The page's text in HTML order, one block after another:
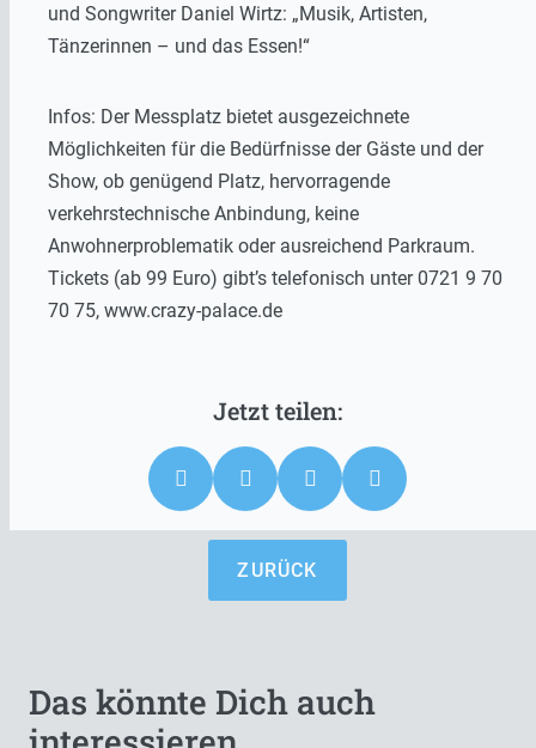
und Songwriter Daniel Wirtz: „Musik, Artisten,
Tänzerinnen – und das Essen!“
Infos: Der Messplatz bietet ausgezeichnete
Möglichkeiten für die Bedürfnisse der Gäste und der
Show, ob genügend Platz, hervorragende
verkehrstechnische Anbindung, keine
Anwohnerproblematik oder ausreichend Parkraum.
Tickets (ab 99 Euro) gibt’s telefonisch unter 0721 9 70
70 75, www.crazy-palace.de
ZURÜCK
Das könnte Dich auch